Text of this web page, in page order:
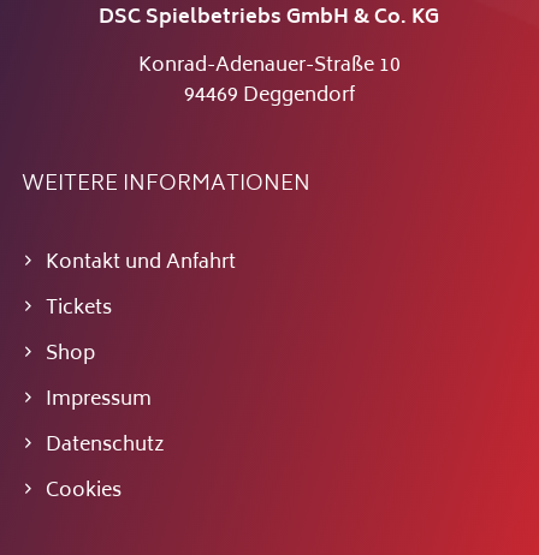
DSC Spielbetriebs GmbH & Co. KG
Konrad-Adenauer-Straße 10
94469 Deggendorf
WEITERE INFORMATIONEN
Kontakt und Anfahrt
Tickets
Shop
Impressum
Datenschutz
Cookies